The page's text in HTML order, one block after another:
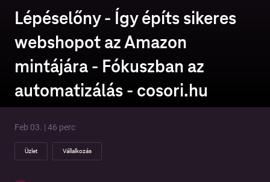
Lépéselőny - Így építs sikeres
webshopot az Amazon
mintájára - Fókuszban az
automatizálás - cosori.hu
Feb 03. | 46 perc
Üzlet Vállalkozás